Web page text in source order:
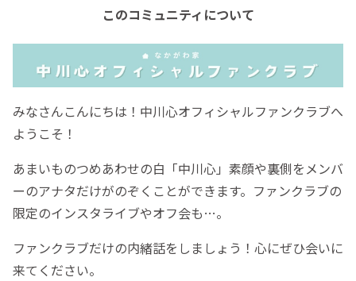
このコミュニティについて
みなさんこんにちは！中川心オフィシャルファンクラブへ
ようこそ！
あまいものつめあわせの白「中川心」素顔や裏側をメンバ
ーのアナタだけがのぞくことができます。ファンクラブの
限定のインスタライブやオフ会も…。
ファンクラブだけの内緒話をしましょう！心にぜひ会いに
来てください。